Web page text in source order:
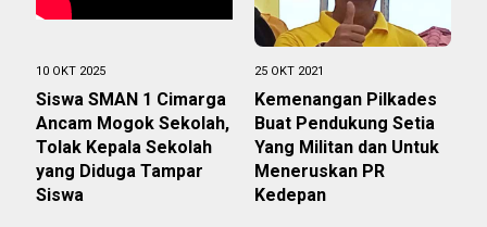
10 OKT 2025
Siswa SMAN 1 Cimarga
Ancam Mogok Sekolah,
Tolak Kepala Sekolah
yang Diduga Tampar
Siswa
25 OKT 2021
Kemenangan Pilkades
Buat Pendukung Setia
Yang Militan dan Untuk
Meneruskan PR
Kedepan